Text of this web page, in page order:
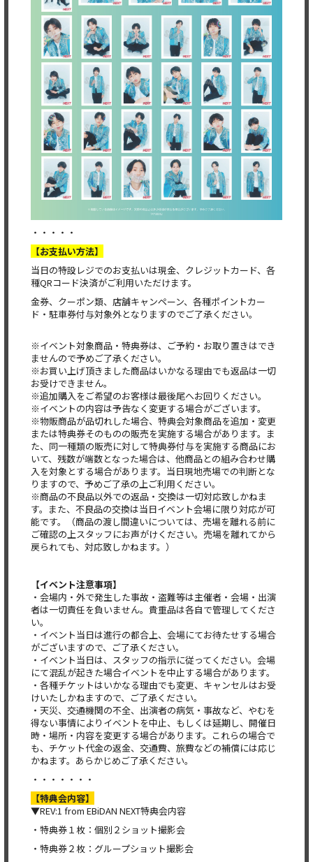
・・・・・
【お支払い方法】
当日の特設レジでのお支払いは現金、クレジットカード、各
種QRコード決済がご利用いただけます。
金券、クーポン類、店舗キャンペーン、各種ポイントカー
ド・駐車券付与対象外となりますのでご了承ください。
※イベント対象商品・特典券は、ご予約・お取り置きはでき
ませんので予めご了承ください。
※お買い上げ頂きました商品はいかなる理由でも返品は一切
お受けできません。
※追加購入をご希望のお客様は最後尾へお回りください。
※イベントの内容は予告なく変更する場合がございます。
※物販商品が品切れした場合、特典会対象商品を追加・変更
または特典券そのものの販売を実施する場合があります。ま
た、同一種類の販売に対して特典券付与を実施する商品にお
いて、残数が端数となった場合は、他商品との組み合わせ購
入を対象とする場合があります。当日現地売場での判断とな
りますので、予めご了承の上ご利用ください。
※商品の不良品以外での返品・交換は一切対応致しかねま
す。また、不良品の交換は当日イベント会場に限り対応が可
能です。（商品の渡し間違いについては、売場を離れる前に
ご確認の上スタッフにお声がけください。売場を離れてから
戻られても、対応致しかねます。）
【イベント注意事項】
・会場内・外で発生した事故・盗難等は主催者・会場・出演
者は一切責任を負いません。貴重品は各自で管理してくださ
い。
・イベント当日は進行の都合上、会場にてお待たせする場合
がございますので、ご了承ください。
・イベント当日は、スタッフの指示に従ってください。会場
にて混乱が起きた場合イベントを中止する場合があります。
・各種チケットはいかなる理由でも変更、キャンセルはお受
けいたしかねますので、ご了承ください。
・天災、交通機関の不全、出演者の病気・事故など、やむを
得ない事情によりイベントを中止、もしくは延期し、開催日
時・場所・内容を変更する場合があります。これらの場合で
も、チケット代金の返金、交通費、旅費などの補償には応じ
かねます。あらかじめご了承ください。
・・・・・・・
【特典会内容】
▼REV:1 from EBiDAN NEXT特典会内容
・特典券１枚：個別２ショット撮影会
・特典券２枚：グループショット撮影会